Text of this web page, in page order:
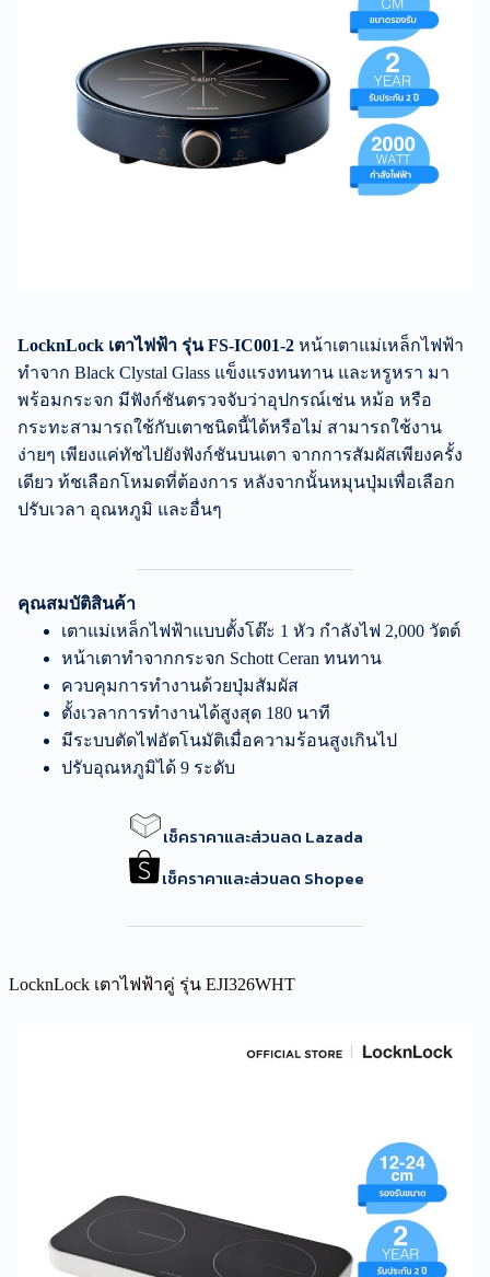
LocknLock เตาไฟฟ้า รุ่น FS-IC001-2 หน้าเตาแม่เหล็กไฟฟ้า
ทำจาก Black Clystal Glass แข็งแรงทนทาน และหรูหรา มา
พร้อมกระจก มีฟังก์ชันตรวจจับว่าอุปกรณ์เช่น หม้อ หรือ
กระทะสามารถใช้กับเตาชนิดนี้ได้หรือไม่ สามารถใช้งาน
ง่ายๆ เพียงแค่ทัชไปยังฟังก์ชันบนเตา จากการสัมผัสเพียงครั้ง
เดียว ท้ชเลือกโหมดที่ต้องการ หลังจากนั้นหมุนปุ่มเพื่อเลือก
ปรับเวลา อุณหภูมิ และอื่นๆ
คุณสมบัติสินค้า
เตาแม่เหล็กไฟฟ้าแบบตั้งโต๊ะ 1 หัว กำลังไฟ 2,000 วัตต์
หน้าเตาทำจากกระจก Schott Ceran ทนทาน
ควบคุมการทำงานด้วยปุ่มสัมผัส
ตั้งเวลาการทำงานได้สูงสุด 180 นาที
มีระบบตัดไฟอัตโนมัติเมื่อความร้อนสูงเกินไป
ปรับอุณหภูมิได้ 9 ระดับ
เช็คราคาและส่วนลด Lazada
เช็คราคาและส่วนลด Shopee
LocknLock เตาไฟฟ้าคู่ รุ่น EJI326WHT